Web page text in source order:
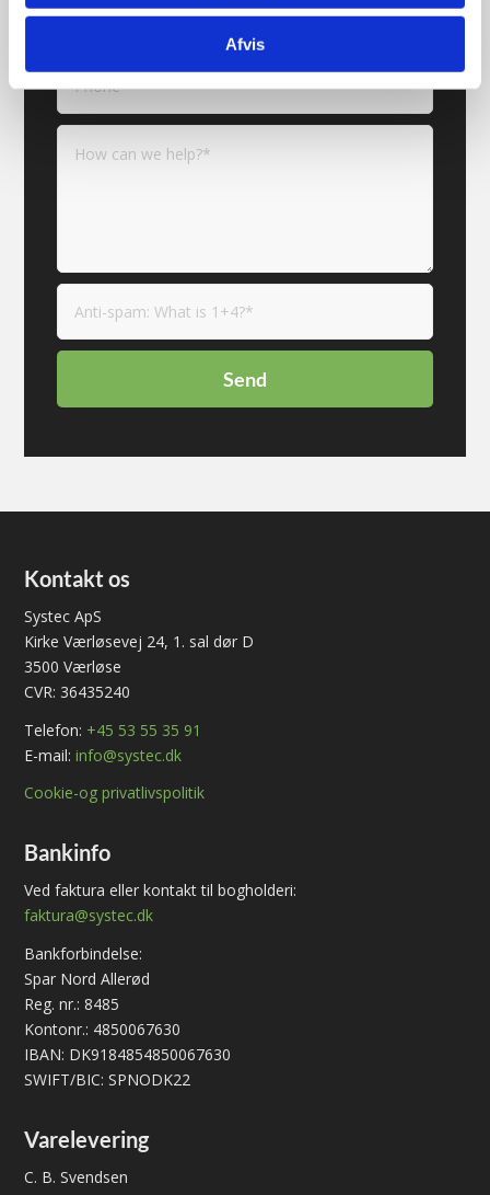
Afvis
Kontakt os
Systec ApS
Kirke Værløsevej 24, 1. sal dør D
3500 Værløse
CVR: 36435240
Telefon: +45 53 55 35 91
E-mail:info@systec.dk
Cookie-og privatlivspolitik
Bankinfo
Ved faktura eller kontakt til bogholderi:
faktura@systec.dk
Bankforbindelse:
Spar Nord Allerød
Reg. nr.: 8485
Kontonr.: 4850067630
IBAN: DK9184854850067630
SWIFT/BIC: SPNODK22
Varelevering
C. B. Svendsen